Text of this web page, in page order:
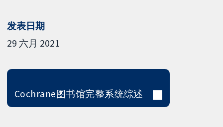
发表日期
29 六月 2021
Cochrane图书馆完整系统综述